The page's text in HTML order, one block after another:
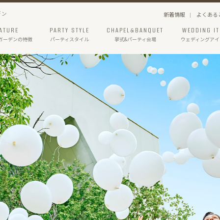
ーデンの特徴
PARTY STYLE
パーティスタイル
CHAPEL&BANQUET
挙式&パーティ会場
WEDDING
ウェディングア
新着情報 よくある